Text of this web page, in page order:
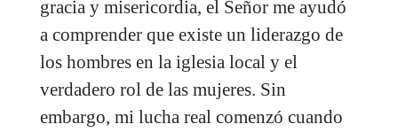
gracia y misericordia, el Señor me ayudó
a comprender que existe un liderazgo de
los hombres en la iglesia local y el
verdadero rol de las mujeres. Sin
embargo, mi lucha real comenzó cuando